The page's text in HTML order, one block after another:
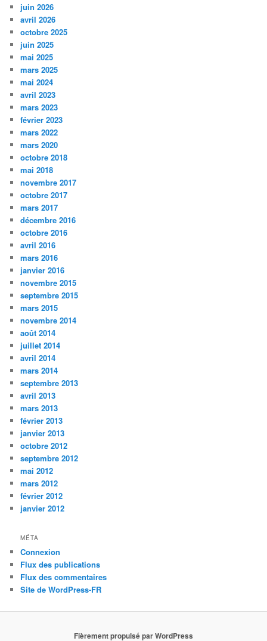
juin 2026
avril 2026
octobre 2025
juin 2025
mai 2025
mars 2025
mai 2024
avril 2023
mars 2023
février 2023
mars 2022
mars 2020
octobre 2018
mai 2018
novembre 2017
octobre 2017
mars 2017
décembre 2016
octobre 2016
avril 2016
mars 2016
janvier 2016
novembre 2015
septembre 2015
mars 2015
novembre 2014
août 2014
juillet 2014
avril 2014
mars 2014
septembre 2013
avril 2013
mars 2013
février 2013
janvier 2013
octobre 2012
septembre 2012
mai 2012
mars 2012
février 2012
janvier 2012
MÉTA
Connexion
Flux des publications
Flux des commentaires
Site de WordPress-FR
Fièrement propulsé par WordPress